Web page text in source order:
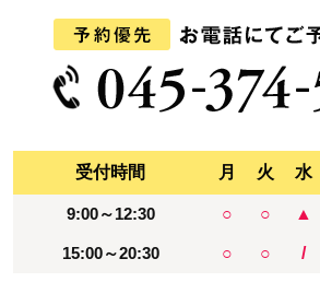
受付時間 月 火 水
9:00～12:30 ○ ○ ▲
15:00～20:30 ○ ○ /